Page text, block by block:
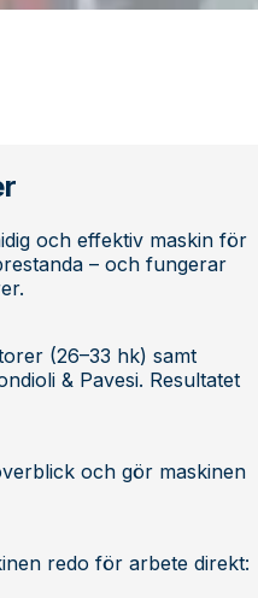
och effektiv maskin för
– och fungerar
(26–33 hk) samt
& Pavesi. Resultatet
och gör maskinen
redo för arbete direkt: